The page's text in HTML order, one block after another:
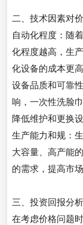
二、技术因素对
自动化程度：随
化程度越高，生
化设备的成本更
设备品质和可靠
响，一次性洗脸
降低维护和更换设
生产能力和规：
大容量、高产能
的需求，提高市场
三、投资回报分析
在考虑价格问题